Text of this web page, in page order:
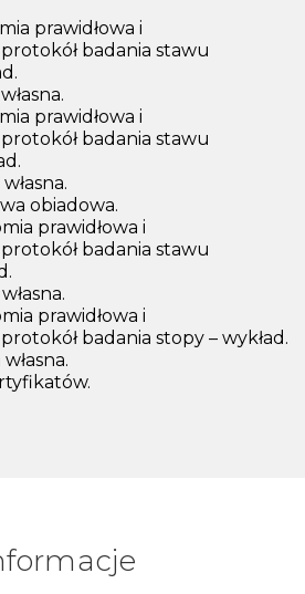
prawidłowa i
badania stawu
prawidłowa i
badania stawu
obiadowa.
prawidłowa i
badania stawu
prawidłowa i
badania stopy – wykład.